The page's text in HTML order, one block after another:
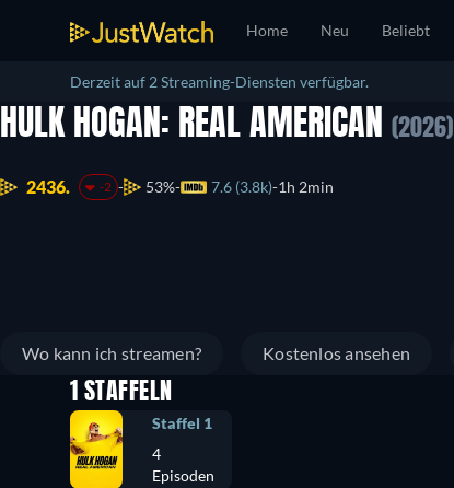
Home Neu Beliebt
Derzeit auf 2 Streaming-Diensten verfügbar.
HULK HOGAN: REAL AMERICAN (2026)
2436. -2 53% 7.6 (3.8k) 1h 2min
Wo kann ich streamen? Kostenlos ansehen
1 STAFFELN
Staffel 1
4
Episoden